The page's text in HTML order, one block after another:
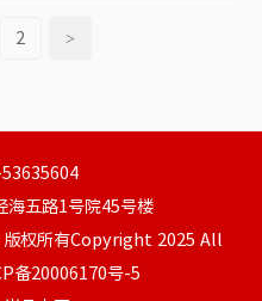
2 >
海五路1号院45号楼
版权所有Copyright 2025 All
备20006170号-5